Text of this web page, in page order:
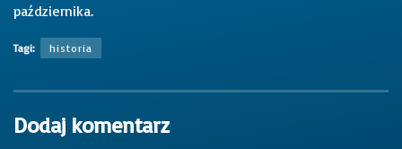
października.
Tagi: historia
Dodaj komentarz